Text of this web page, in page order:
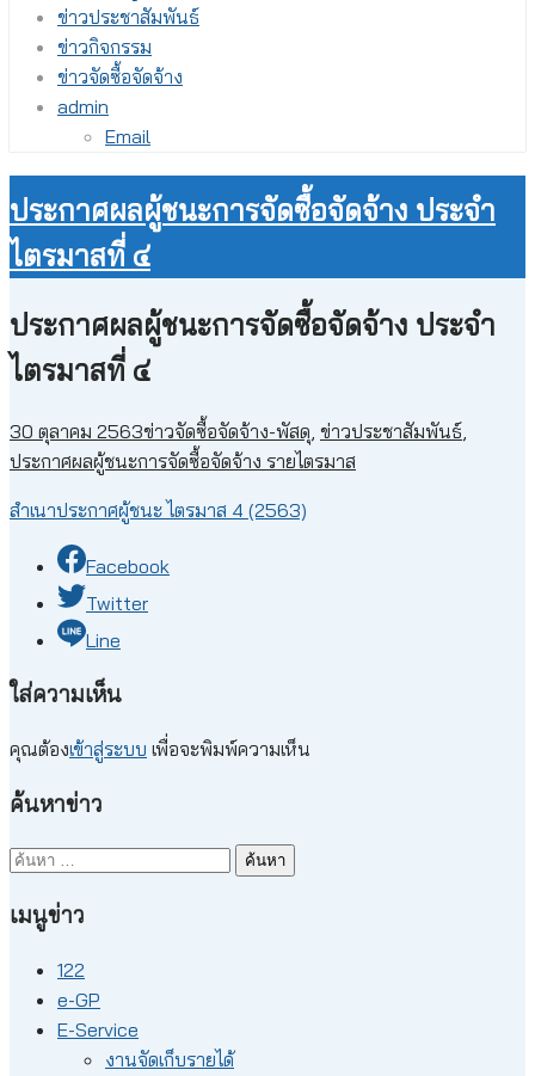
ข่าวประชาสัมพันธ์
ข่าวกิจกรรม
ข่าวจัดซื้อจัดจ้าง
admin
Email
ประกาศผลผู้ชนะการจัดซื้อจัดจ้าง ประจำ
ไตรมาสที่ ๔
ประกาศผลผู้ชนะการจัดซื้อจัดจ้าง ประจำ
ไตรมาสที่ ๔
30 ตุลาคม 2563ข่าวจัดซื้อจัดจ้าง-พัสดุ ข่าวประชาสัมพันธ์
ประกาศผลผู้ชนะการจัดซื้อจัดจ้าง รายไตรมาส
สำเนาประกาศผู้ชนะ ไตรมาส 4 (2563)
Facebook
Twitter
Line
ใส่ความเห็น
คุณต้องเข้าสู่ระบบ เพื่อจะพิมพ์ความเห็น
ค้นหาข่าว
ค้นหา
เมนูข่าว
122
e-GP
E-Service
งานจัดเก็บรายได้